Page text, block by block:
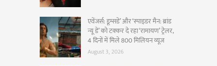
एवेंजर्स: डूम्सडे’ और ‘स्पाइडर मैन: ब्रांड
न्यू डे’ को टक्कर दे रहा ‘रामायण’ ट्रेलर,
4 दिनों में मिले 800 मिलियन व्यूज
August 3, 2026